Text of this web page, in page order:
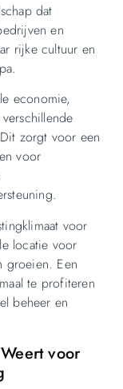
dat
en
rijke cultuur en
economie,
zorgt voor een
voor
voor
locatie voor
groeien. Een
te profiteren
beheer en
voor